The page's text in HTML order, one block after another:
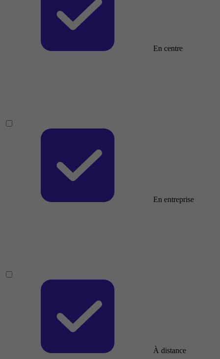
En centre
En entreprise
À distance